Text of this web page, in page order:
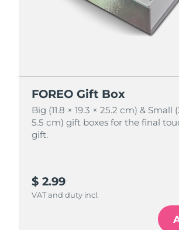
FOREO Gift Box
Big (11.8 × 19.3 × 25.2 cm) & Small
5.5 cm) gift boxes for the final
gift.
$ 2.99
VAT and duty incl.
FOREO Gift Box
Big (11.8 × 19.3 × 25.2 cm) & Small
5.5 cm) gift boxes for the final
gift.
$ 4.99
VAT and duty incl.